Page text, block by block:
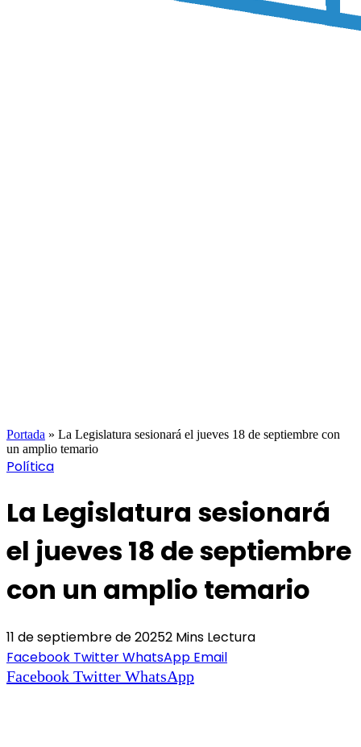
Portada » La Legislatura sesionará el jueves 18 de septiembre con
un amplio temario
Política
La Legislatura sesionará
el jueves 18 de septiembre
con un amplio temario
11 de septiembre de 20252 Mins Lectura
Facebook TwitterWhatsApp Email
Facebook Twitter WhatsApp